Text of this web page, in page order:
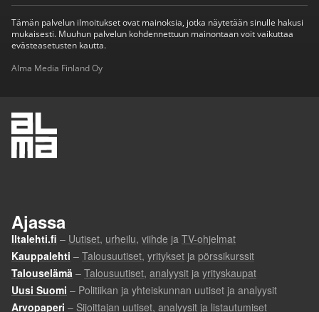
Tämän palvelun ilmoitukset ovat mainoksia, jotka näytetään sinulle hakusi
mukaisesti. Muuhun palvelun kohdennettuun mainontaan voit vaikuttaa
evästeasetusten kautta.
Alma Media Finland Oy